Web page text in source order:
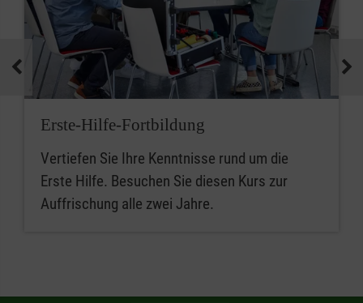
Erste-Hilfe-Fortbildung
Vertiefen Sie Ihre Kenntnisse rund um die
Erste Hilfe. Besuchen Sie diesen Kurs zur
Auffrischung alle zwei Jahre.